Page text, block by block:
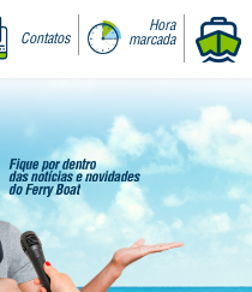
Contatos
Hora
marcada